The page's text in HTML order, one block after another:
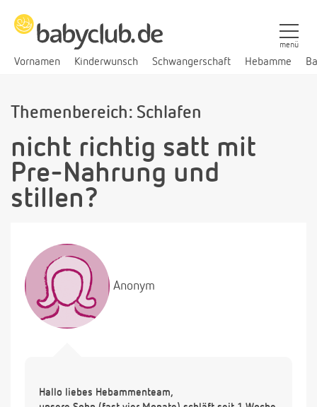
Vornamen Kinderwunsch Schwangerschaft Hebamme
menü
Themenbereich: Schlafen
nicht richtig satt mit
Pre-Nahrung und
stillen?
Anonym
Hallo liebes Hebammenteam,